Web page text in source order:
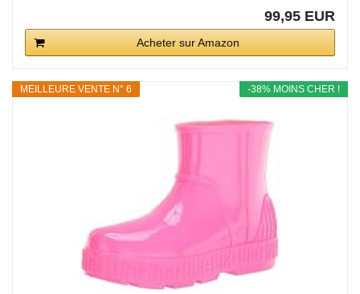
99,95 EUR
Acheter sur Amazon
-38% MOINS CHER !
MEILLEURE VENTE N° 6